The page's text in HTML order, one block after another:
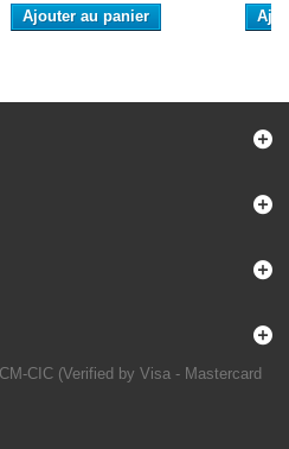
Ajouter au panier
CIC (Verified by Visa - Mastercard